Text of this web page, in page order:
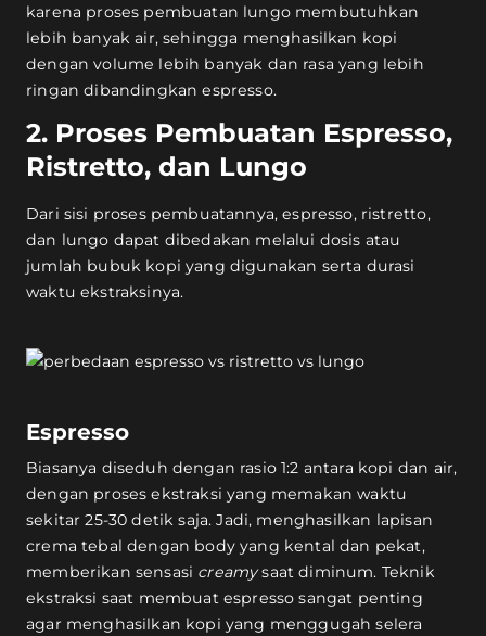
karena proses pembuatan lungo membutuhkan
lebih banyak air, sehingga menghasilkan kopi
dengan volume lebih banyak dan rasa yang lebih
ringan dibandingkan espresso.
2. Proses Pembuatan Espresso,
Ristretto, dan Lungo
Dari sisi proses pembuatannya, espresso, ristretto,
dan lungo dapat dibedakan melalui dosis atau
jumlah bubuk kopi yang digunakan serta durasi
waktu ekstraksinya.
Espresso
Biasanya diseduh dengan rasio 1:2 antara kopi dan air,
dengan proses ekstraksi yang memakan waktu
sekitar 25-30 detik saja. Jadi, menghasilkan lapisan
crema tebal dengan body yang kental dan pekat,
memberikan sensasi creamysaat diminum. Teknik
ekstraksi saat membuat espresso sangat penting
agar menghasilkan kopi yang menggugah selera